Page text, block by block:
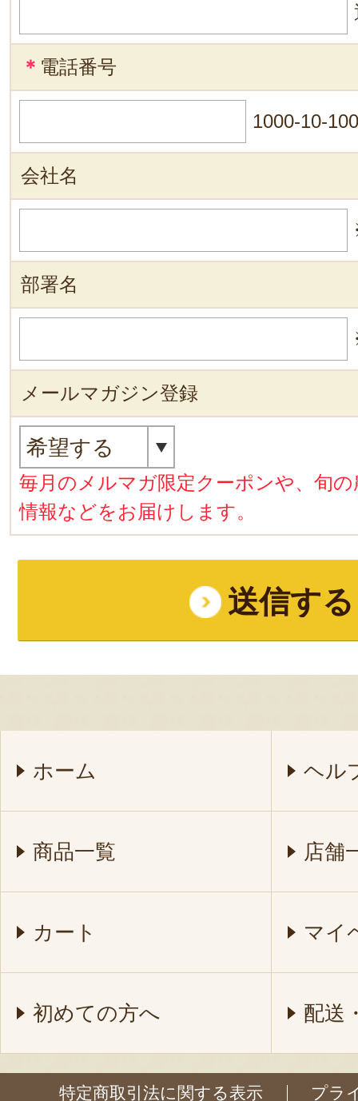
＊ 電話番号
1000-10-
会社名
部署名
メールマガジン登録
毎月のメルマガ限定クーポンや、旬
情報などをお届けします。
ホーム ヘル
商品一覧 店舗
カート マイ
初めての方へ 配送
特定商取引法に関する表示 プラ